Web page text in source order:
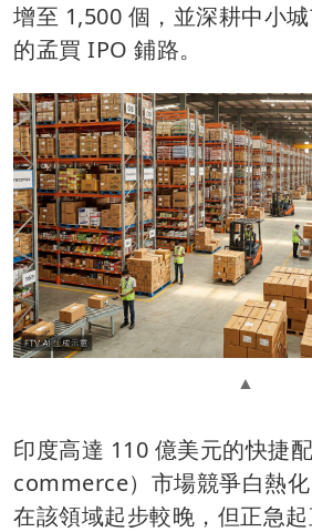
增至 1,500 個，並深耕中小
的孟買 IPO 鋪路。
印度高達 110 億美元的快捷
commerce）市場競爭白熱
在該領域起步較晚，但正急